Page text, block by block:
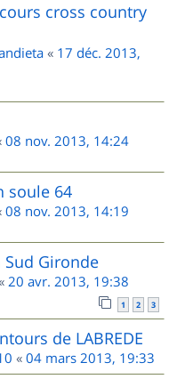
cross country
« 17 déc. 2013,
08 nov. 2013, 14:24
soule 64
08 nov. 2013, 14:19
Sud Gironde
20 avr. 2013, 19:38
1 2 3
de LABREDE
« 04 mars 2013, 19:33